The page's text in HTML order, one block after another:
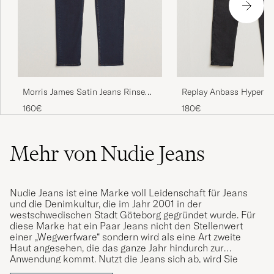
Morris James Satin Jeans Rinse
Wash
160€
Replay Anbass
Jeans Washed Black
180€
Mehr von Nudie Jeans
Nudie Jeans ist eine Marke voll Leidenschaft für Jeans
und die Denimkultur, die im Jahr 2001 in der
westschwedischen Stadt Göteborg gegründet wurde. Für
diese Marke hat ein Paar Jeans nicht den Stellenwert
einer „Wegwerfware“ sondern wird als eine Art zweite
Haut angesehen, die das ganze Jahr hindurch zur
Anwendung kommt. Nutzt die Jeans sich ab, wird Sie
ausbessert. Ist dies nicht mehr möglich, wird die alte